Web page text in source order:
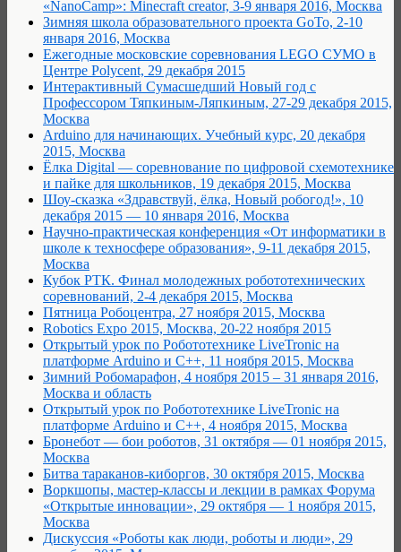
«NanoCamp»: Minecraft creator, 3-9 января 2016, Москва
Зимняя школа образовательного проекта GoTo, 2-10
января 2016, Москва
Ежегодные московские соревнования LEGO СУМО в
Центре Polycent, 29 декабря 2015
Интерактивный Сумасшедший Новый год с
Профессором Тяпкиным-Ляпкиным, 27-29 декабря 2015,
Москва
Arduino для начинающих. Учебный курс, 20 декабря
2015, Москва
Ёлка Digital — соревнование по цифровой схемотехнике
и пайке для школьников, 19 декабря 2015, Москва
Шоу-сказка «Здравствуй, ёлка, Новый робогод!», 10
декабря 2015 — 10 января 2016, Москва
Научно-практическая конференция «От информатики в
школе к техносфере образования», 9-11 декабря 2015,
Москва
Кубок РТК. Финал молодежных робототехнических
соревнований, 2-4 декабря 2015, Москва
Пятница Робоцентра, 27 ноября 2015, Москва
Robotics Expo 2015, Москва, 20-22 ноября 2015
Открытый урок по Робототехнике LiveTronic на
платформе Arduino и С++, 11 ноября 2015, Москва
Зимний Робомарафон, 4 ноября 2015 – 31 января 2016,
Москва и область
Открытый урок по Робототехнике LiveTronic на
платформе Arduino и С++, 4 ноября 2015, Москва
Бронебот — бои роботов, 31 октября — 01 ноября 2015,
Москва
Битва тараканов-киборгов, 30 октября 2015, Москва
Воркшопы, мастер-классы и лекции в рамках Форума
«Открытые инновации», 29 октября — 1 ноября 2015,
Москва
Дискуссия «Роботы как люди, роботы и люди», 29